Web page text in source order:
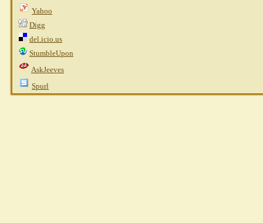
Yahoo
Digg
del.icio.us
StumbleUpon
AskJeeves
Spurl